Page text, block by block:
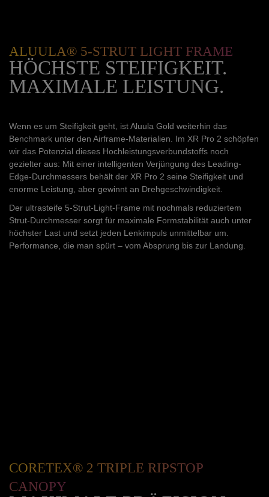
ALUULA® 5-STRUT LIGHT FRAME
HÖCHSTE STEIFIGKEIT.
MAXIMALE LEISTUNG.
Wenn es um Steifigkeit geht, ist Aluula Gold weiterhin das
Benchmark unter den Airframe-Materialien. Im XR Pro 2 schöpfen
wir das Potenzial dieses Hochleistungsverbundstoffs noch
gezielter aus: Mit einer intelligenten Verjüngung des Leading-
Edge-Durchmessers behält der XR Pro 2 seine Steifigkeit und
enorme Leistung, aber gewinnt an Drehgeschwindigkeit.
Der ultrasteife 5-Strut-Light-Frame mit nochmals reduziertem
Strut-Durchmesser sorgt für maximale Formstabilität auch unter
höchster Last und setzt jeden Lenkimpuls unmittelbar um.
Performance, die man spürt – vom Absprung bis zur Landung.
CORETEX® 2 TRIPLE RIPSTOP
CANOPY